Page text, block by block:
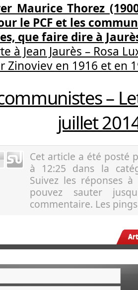
Maurice Thorez
le PCF et les
que faire dire à
à Jean Jaurès – Rosa
Zinoviev en 1916 et en
–
juillet
Cet article a été posté
à 12:25 dans la
Suivez les réponses
pouvez sauter
commentaire. Les